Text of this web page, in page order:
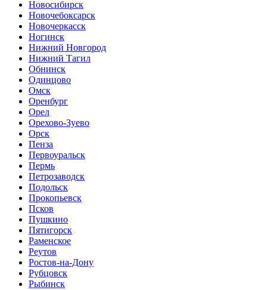
Новосибирск
Новочебоксарск
Новочеркасск
Ногинск
Нижний Новгород
Нижний Тагил
Обнинск
Одинцово
Омск
Оренбург
Орел
Орехово-Зуево
Орск
Пенза
Первоуральск
Пермь
Петрозаводск
Подольск
Прокопьевск
Псков
Пушкино
Пятигорск
Раменское
Реутов
Ростов-на-Дону
Рубцовск
Рыбинск